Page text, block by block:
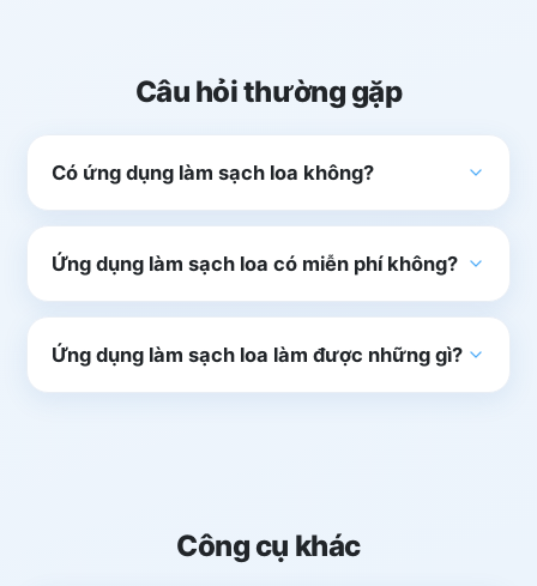
Câu hỏi thường gặp
Có ứng dụng làm sạch loa không?
Ứng dụng làm sạch loa có miễn phí không?
Ứng dụng làm sạch loa làm được những gì?
Công cụ khác